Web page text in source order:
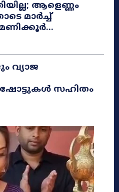
ആളെണ്ണം
മാർച്ച്
വ്യാജ
സഹിതം